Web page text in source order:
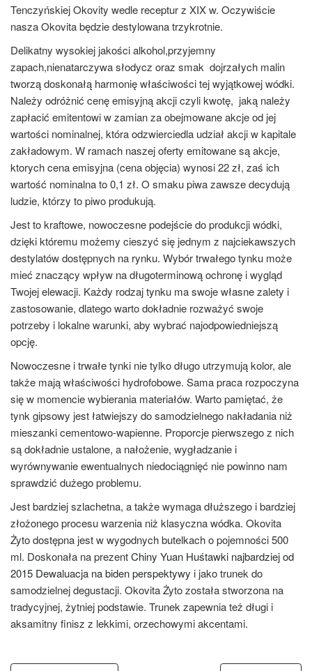
Tenczyńskiej Okovity wedle receptur z XIX w. Oczywiście
nasza Okovita będzie destylowana trzykrotnie.
Delikatny wysokiej jakości alkohol,przyjemny
zapach,nienatarczywa słodycz oraz smak dojrzałych malin
tworzą doskonałą harmonię właściwości tej wyjątkowej wódki.
Należy odróżnić cenę emisyjną akcji czyli kwotę, jaką należy
zapłacić emitentowi w zamian za obejmowane akcje od jej
wartości nominalnej, która odzwierciedla udział akcji w kapitale
zakładowym. W ramach naszej oferty emitowane są akcje,
ktorych cena emisyjna (cena objęcia) wynosi 22 zł, zaś ich
wartość nominalna to 0,1 zł. O smaku piwa zawsze decydują
ludzie, którzy to piwo produkują.
Jest to kraftowe, nowoczesne podejście do produkcji wódki,
dzięki któremu możemy cieszyć się jednym z najciekawszych
destylatów dostępnych na rynku. Wybór trwałego tynku może
mieć znaczący wpływ na długoterminową ochronę i wygląd
Twojej elewacji. Każdy rodzaj tynku ma swoje własne zalety i
zastosowanie, dlatego warto dokładnie rozważyć swoje
potrzeby i lokalne warunki, aby wybrać najodpowiedniejszą
opcję.
Nowoczesne i trwałe tynki nie tylko długo utrzymują kolor, ale
także mają właściwości hydrofobowe. Sama praca rozpoczyna
się w momencie wybierania materiałów. Warto pamiętać, że
tynk gipsowy jest łatwiejszy do samodzielnego nakładania niż
mieszanki cementowo-wapienne. Proporcje pierwszego z nich
są dokładnie ustalone, a nałożenie, wygładzanie i
wyrównywanie ewentualnych niedociągnięć nie powinno nam
sprawdzić dużego problemu.
Jest bardziej szlachetna, a także wymaga dłuższego i bardziej
złożonego procesu warzenia niż klasyczna wódka. Okovita
Żyto dostępna jest w wygodnych butelkach o pojemności 500
ml. Doskonała na prezentChiny Yuan Huśtawki najbardziej od
2015 Dewaluacja na biden perspektywy i jako trunek do
samodzielnej degustacji. Okovita Żyto została stworzona na
tradycyjnej, żytniej podstawie. Trunek zapewnia też długi i
aksamitny finisz z lekkimi, orzechowymi akcentami.